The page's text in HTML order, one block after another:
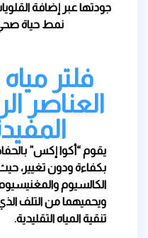
جودتها عبر إضافة
نمط حياة
فلتر
العناصر
يقوم “أكوا إكس”
بكفاءة ودون تغيير،
الكالسيوم
ويحميهما من التلف
تنقية المياه التقليدية.